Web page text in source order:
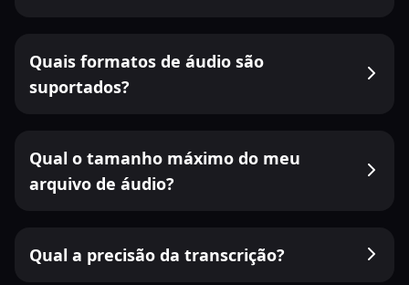
Quais formatos de áudio são
suportados?
Qual o tamanho máximo do meu
arquivo de áudio?
Qual a precisão da transcrição?